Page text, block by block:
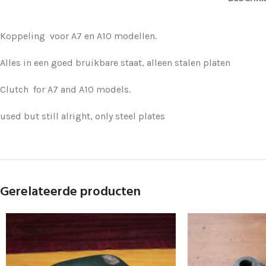
Koppeling voor A7 en A10 modellen.
Alles in een goed bruikbare staat, alleen stalen platen
Clutch for A7 and A10 models.
used but still alright, only steel plates
Gerelateerde producten